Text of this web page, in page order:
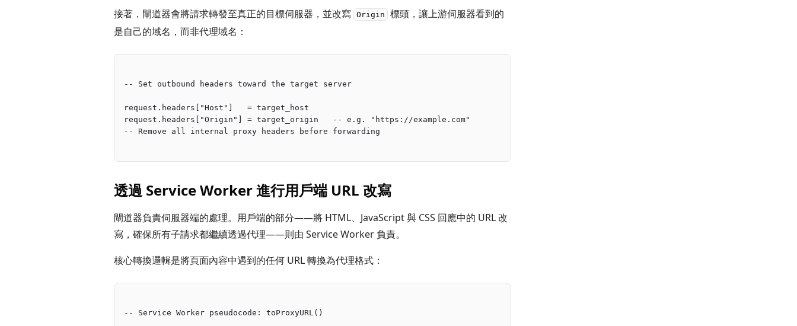
接著，閘道器會將請求轉發至真正的目標伺服器，並改寫 Origin
標頭，讓上游伺服器看到的
是自己的域名，而非代理域名：
-- Set outbound headers toward the target server
request.headers["Host"]   = target_host
request.headers["Origin"] = target_origin   -- e.g. "https://example.com"
-- Remove all internal proxy headers before forwarding
透過 Service Worker 進行用戶端 URL 改寫
閘道器負責伺服器端的處理。用戶端的部分——將 HTML、JavaScript 與 CSS 回應中的 URL 改
寫，確保所有子請求都繼續透過代理——則由 Service Worker 負責。
核心轉換邏輯是將頁面內容中遇到的任何 URL 轉換為代理格式：
-- Service Worker pseudocode: toProxyURL()